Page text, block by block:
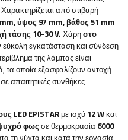
από στιβαρή
ύψος 97 mm, βάθος 51 mm
τάσης 10-30 V. Χάρηστο
εύκολη εγκατάσταση και σύνδεση
της λάμπας είναι
τα οποία εξασφαλίζουν αντοχή
απαιτητικές συνθήκες
LED EPISTARμε ισχύ 12 Wκαι
φωςσε θερμοκρασία 6000